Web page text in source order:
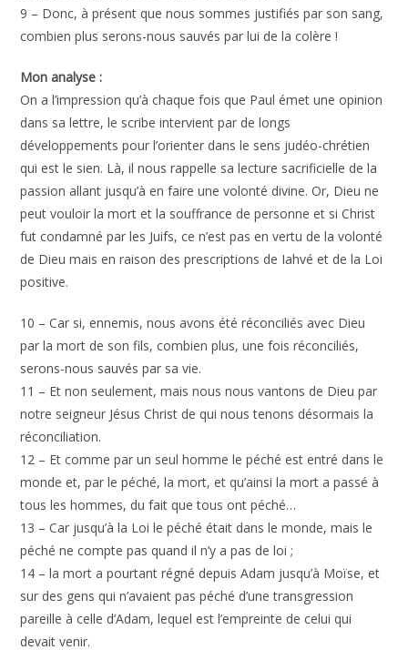
9 – Donc, à présent que nous sommes justifiés par son sang,
combien plus serons-nous sauvés par lui de la colère !
Mon analyse :
On a l’impression qu’à chaque fois que Paul émet une opinion
dans sa lettre, le scribe intervient par de longs
développements pour l’orienter dans le sens judéo-chrétien
qui est le sien. Là, il nous rappelle sa lecture sacrificielle de la
passion allant jusqu’à en faire une volonté divine. Or, Dieu ne
peut vouloir la mort et la souffrance de personne et si Christ
fut condamné par les Juifs, ce n’est pas en vertu de la volonté
de Dieu mais en raison des prescriptions de Iahvé et de la Loi
positive.
10 – Car si, ennemis, nous avons été réconciliés avec Dieu
par la mort de son fils, combien plus, une fois réconciliés,
serons-nous sauvés par sa vie.
11 – Et non seulement, mais nous nous vantons de Dieu par
notre seigneur Jésus Christ de qui nous tenons désormais la
réconciliation.
12 – Et comme par un seul homme le péché est entré dans le
monde et, par le péché, la mort, et qu’ainsi la mort a passé à
tous les hommes, du fait que tous ont péché…
13 – Car jusqu’à la Loi le péché était dans le monde, mais le
péché ne compte pas quand il n’y a pas de loi ;
14 – la mort a pourtant régné depuis Adam jusqu’à Moïse, et
sur des gens qui n’avaient pas péché d’une transgression
pareille à celle d’Adam, lequel est l’empreinte de celui qui
devait venir.